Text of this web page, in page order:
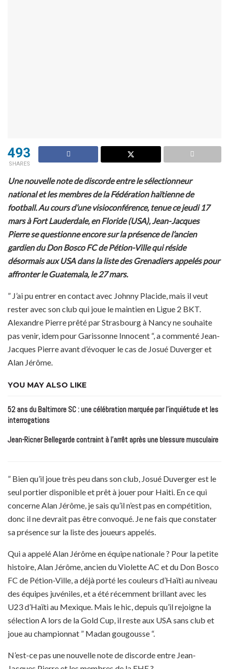
493
SHARES
Une nouvelle note de discorde entre le sélectionneur
national et les membres de la Fédération haïtienne de
football. Au cours d’une visioconférence, tenue ce jeudi 17
mars à Fort Lauderdale, en Floride (USA), Jean-Jacques
Pierre se questionne encore sur la présence de l’ancien
gardien du Don Bosco FC de Pétion-Ville qui réside
désormais aux USA dans la liste des Grenadiers appelés pour
affronter le Guatemala, le 27 mars.
” J’ai pu entrer en contact avec Johnny Placide, mais il veut
rester avec son club qui joue le maintien en Ligue 2 BKT.
Alexandre Pierre prêté par Strasbourg à Nancy ne souhaite
pas venir, idem pour Garissonne Innocent “, a commenté Jean-
Jacques Pierre avant d’évoquer le cas de Josué Duverger et
Alan Jérôme.
YOU MAY ALSO LIKE
52 ans du Baltimore SC : une célébration marquée par l’inquiétude et les
interrogations
Jean-Ricner Bellegarde contraint à l’arrêt après une blessure musculaire
” Bien qu’il joue très peu dans son club, Josué Duverger est le
seul portier disponible et prêt à jouer pour Haiti. En ce qui
concerne Alan Jérôme, je sais qu’il n’est pas en compétition,
donc il ne devrait pas être convoqué. Je ne fais que constater
sa présence sur la liste des joueurs appelés.
Qui a appelé Alan Jérôme en équipe nationale ? Pour la petite
histoire, Alan Jérôme, ancien du Violette AC et du Don Bosco
FC de Pétion-Ville, a déjà porté les couleurs d’Haïti au niveau
des équipes juvéniles, et a été récemment brillant avec les
U23 d’Haïti au Mexique. Mais le hic, depuis qu’il rejoigne la
sélection A lors de la Gold Cup, il reste aux USA sans club et
joue au championnat ” Madan gougousse “.
N’est-ce pas une nouvelle note de discorde entre Jean-